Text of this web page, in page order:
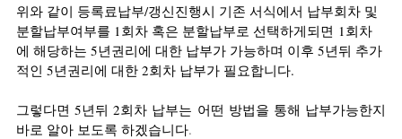
위와 같이 등록료납부/갱신진행시 기존 서식에서 납부회차 및
분할납부여부를 1회차 혹은 분할납부로 선택하게되면 1회차
에 해당하는 5년권리에 대한 납부가 가능하며 이후 5년뒤 추가
적인 5년권리에 대한 2회차 납부가 필요합니다.
그렇다면 5년뒤 2회차 납부는 어떤 방법을 통해 납부가능한지
바로 알아 보도록 하겠습니다.